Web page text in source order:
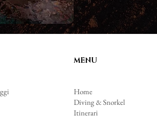
MENU
Home
Diving & Snorkel
Itinerari